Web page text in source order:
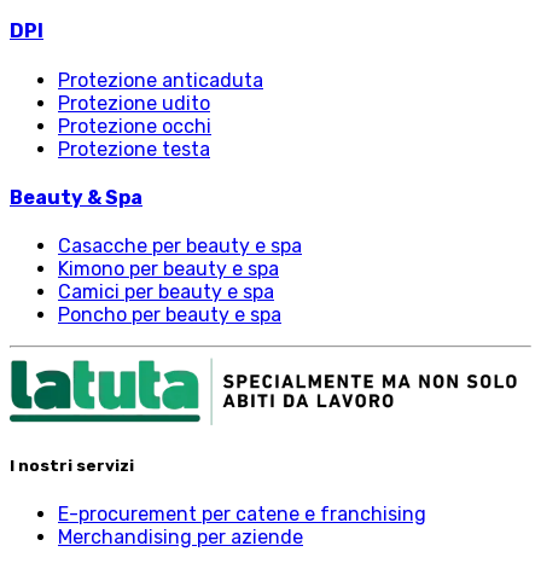
DPI
Protezione anticaduta
Protezione udito
Protezione occhi
Protezione testa
Beauty & Spa
Casacche per beauty e spa
Kimono per beauty e spa
Camici per beauty e spa
Poncho per beauty e spa
I nostri servizi
E-procurement per catene e franchising
Merchandising per aziende